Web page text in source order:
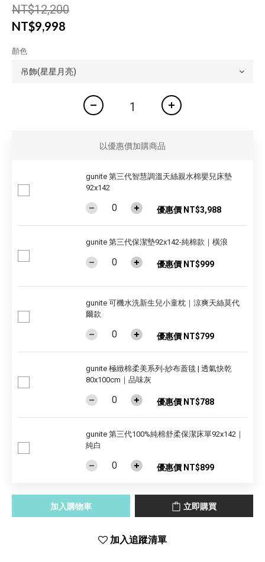
NT$12,200
NT$9,998
顏色
以優惠價加購商品
gunite 第三代智慧調溫天絲親水棉嬰兒床墊
92x142
優惠價 NT$3,988
gunite 第三代保潔墊92x142-純棉款｜橫浪
優惠價 NT$999
gunite 可機水洗新生兒小童枕｜涼爽天絲莫代
爾款
優惠價 NT$799
gunite 極緻棉柔美系列-紗布蓋毯 | 透氣快乾
80x100cm｜品味灰
優惠價 NT$788
gunite 第三代100%純棉舒柔保潔床單92x142｜
純白
優惠價 NT$899
加入購物車 立即購買
加入追蹤清單